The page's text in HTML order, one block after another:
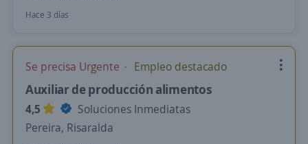
Hace 3 días
Se precisa Urgente Empleo destacado
Auxiliar de producción alimentos
4,5
Soluciones Inmediatas
Pereira, Risaralda